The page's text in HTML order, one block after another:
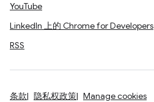
YouTube
LinkedIn 上的 Chrome for Developers
RSS
条款 隐私权政策 Manage cookies